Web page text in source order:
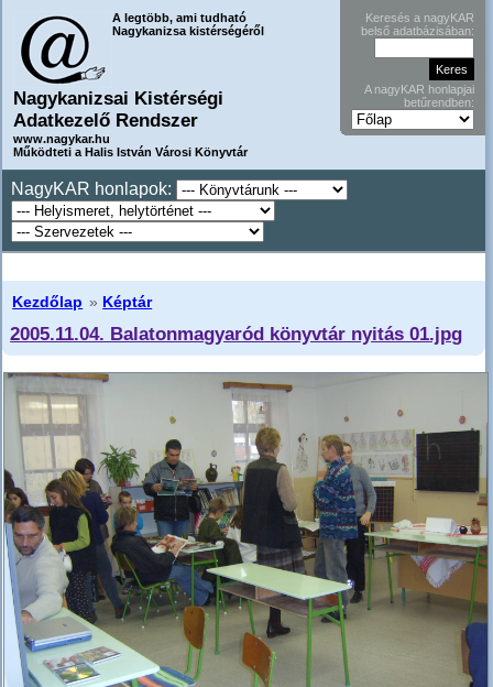
A legtöbb, ami tudható
Nagykanizsa kistérségéről
Nagykanizsai Kistérségi
Adatkezelő Rendszer
www.nagykar.hu
Működteti a Halis István Városi Könyvtár
Keresés a nagyKAR
belső adatbázisában:
A nagyKAR honlapjai
betűrendben:
NagyKAR honlapok:
Kezdőlap » Képtár
2005.11.04. Balatonmagyaród könyvtár nyitás 01.jpg